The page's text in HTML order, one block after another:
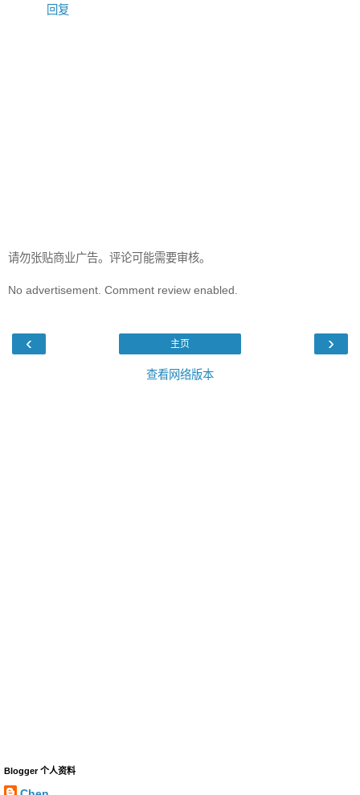
回复
请勿张贴商业广告。评论可能需要审核。
No advertisement. Comment review enabled.
‹ ›
主页
查看网络版本
Blogger 个人资料